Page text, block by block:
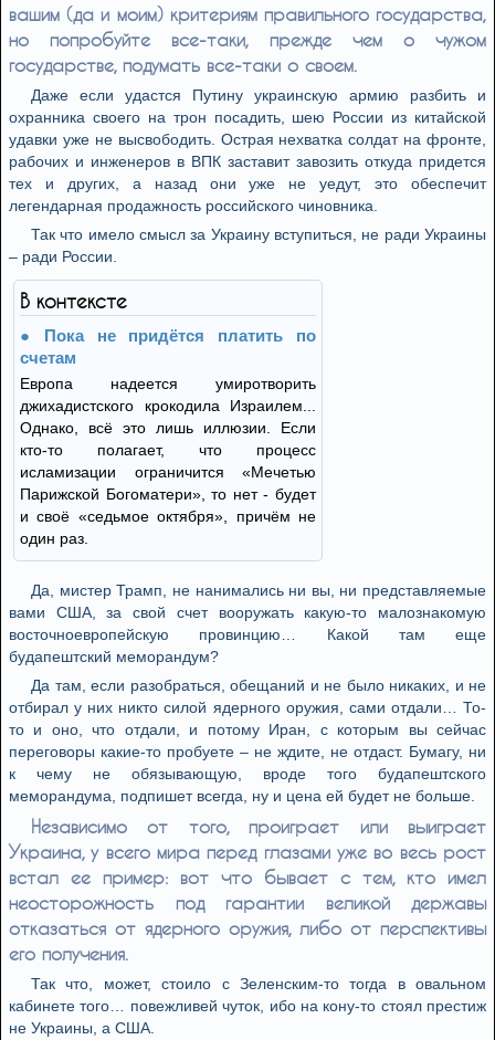
вашим (да и моим) критериям правильного государства,
но попробуйте все-таки, прежде чем о чужом
государстве, подумать все-таки о своем.
Даже если удастся Путину украинскую армию разбить и
охранника своего на трон посадить, шею России из китайской
удавки уже не высвободить. Острая нехватка солдат на фронте,
рабочих и инженеров в ВПК заставит завозить откуда придется
тех и других, а назад они уже не уедут, это обеспечит
легендарная продажность российского чиновника.
Так что имело смысл за Украину вступиться, не ради Украины
– ради России.
В контексте
Пока не придётся платить по
счетам
Европа надеется умиротворить
джихадистского крокодила Израилем...
Однако, всё это лишь иллюзии. Если
кто-то полагает, что процесс
исламизации ограничится «Мечетью
Парижской Богоматери», то нет - будет
и своё «седьмое октября», причём не
один раз.
Да, мистер Трамп, не нанимались ни вы, ни представляемые
вами США, за свой счет вооружать какую-то малознакомую
восточноевропейскую провинцию… Какой там еще
будапештский меморандум?
Да там, если разобраться, обещаний и не было никаких, и не
отбирал у них никто силой ядерного оружия, сами отдали… То-
то и оно, что отдали, и потому Иран, с которым вы сейчас
переговоры какие-то пробуете – не ждите, не отдаст. Бумагу, ни
к чему не обязывающую, вроде того будапештского
меморандума, подпишет всегда, ну и цена ей будет не больше.
Независимо от того, проиграет или выиграет
Украина, у всего мира перед глазами уже во весь рост
встал ее пример: вот что бывает с тем, кто имел
неосторожность под гарантии великой державы
отказаться от ядерного оружия, либо от перспективы
его получения.
Так что, может, стоило с Зеленским-то тогда в овальном
кабинете того… повежливей чуток, ибо на кону-то стоял престиж
не Украины, а США.